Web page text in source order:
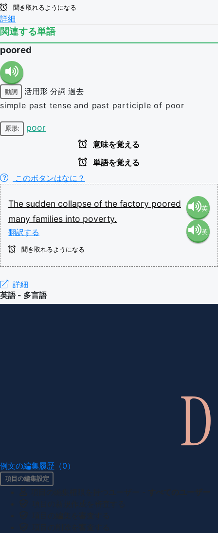
聞き取れるようになる
詳細
関連する単語
poored
動詞 活用形 分詞 過去
simple past tense and past participle of poor
原形: poor
意味を覚える
単語を覚える
このボタンはなに？
The sudden collapse of the factory poored
many families into poverty.
翻訳する
英
語（米
英
聞き取れるようになる
詳細
英語 - 多言語
例文の編集履歴（0）
項目の編集設定